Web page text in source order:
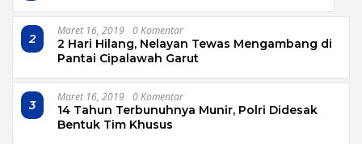
2
Maret 16, 2019 0 Komentar
2 Hari Hilang, Nelayan Tewas Mengambang di
Pantai Cipalawah Garut
3
Maret 16, 2019 0 Komentar
14 Tahun Terbunuhnya Munir, Polri Didesak
Bentuk Tim Khusus